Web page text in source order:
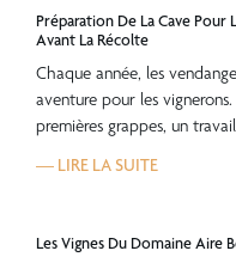
Préparation De La Cave Pour
Avant La Récolte
Chaque année, les
aventure pour les
premières grappes, un
— LIRE LA SUITE
Les Vignes Du Domaine Aire